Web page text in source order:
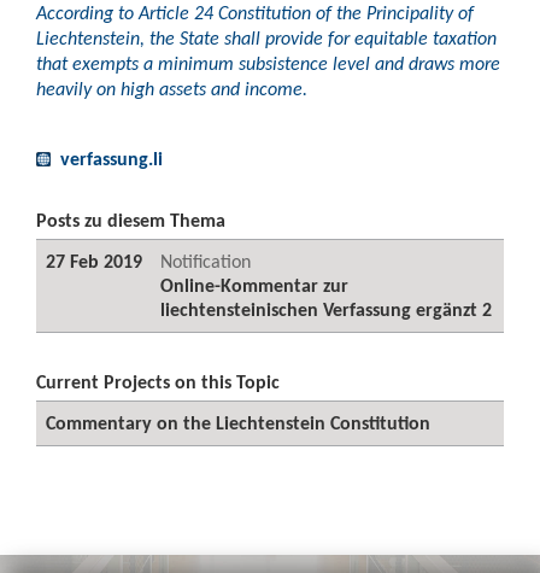
According to Article 24 Constitution of the Principality of
Liechtenstein, the State shall provide for equitable taxation
that exempts a minimum subsistence level and draws more
heavily on high assets and income.
verfassung.li
Posts zu diesem Thema
27 Feb 2019
Notification
Online-Kommentar zur
liechtensteinischen Verfassung ergänzt 2
Current Projects on this Topic
Commentary on the Liechtenstein Constitution